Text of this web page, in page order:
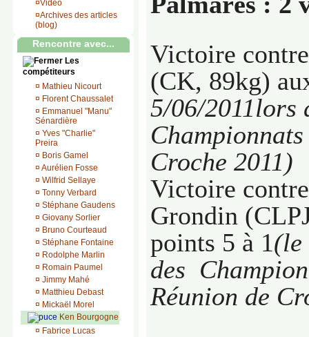
¤Vidéo
¤Archives des articles
(blog)
Rencontre avec...
Les
compétiteurs
¤ Mathieu Nicourt
¤ Florent Chaussalet
¤ Emmanuel "Manu"
Sénardière
¤ Yves "Charlie"
Preira
¤ Boris Gamel
¤ Aurélien Fosse
¤ Wilfrid Sellaye
¤ Tonny Verbard
¤ Stéphane Gaudens
¤ Giovany Sorlier
¤ Bruno Courteaud
¤ Stéphane Fontaine
¤ Rodolphe Marlin
¤ Romain Paumel
¤ Jimmy Mahé
¤ Matthieu Debast
¤ Mickaël Morel
Ken Bourgogne
¤ Fabrice Lucas
Victoire
(CK, 89kg)
5/06/2011lors
Croche 2011)
Victoire
Grondin
points 5 à 1(le
des
Réunion de